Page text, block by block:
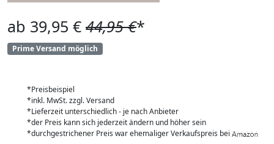
ab 39,95 € 44,95 €*
Prime Versand möglich
*Preisbeispiel
*inkl. MwSt. zzgl. Versand
*Lieferzeit unterschiedlich - je nach Anbieter
*der Preis kann sich jederzeit ändern und höher sein
*durchgestrichener Preis war ehemaliger Verkaufspreis bei